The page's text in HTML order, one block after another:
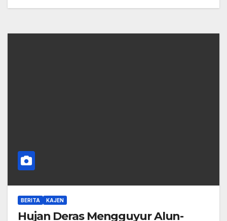
BERITA KAJEN
Hujan Deras Mengguyur Alun-